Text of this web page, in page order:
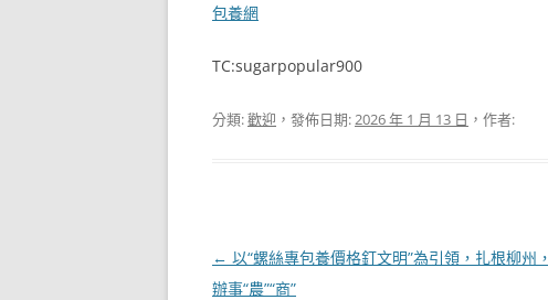
包養網
TC:sugarpopular900
分類:歡迎 ，發佈日期:2026 年 1 月 13 日 ，作者:
文
章
← 以“螺絲專包養價格釘文明”為引領，扎根柳州，
辦事“農”“商”